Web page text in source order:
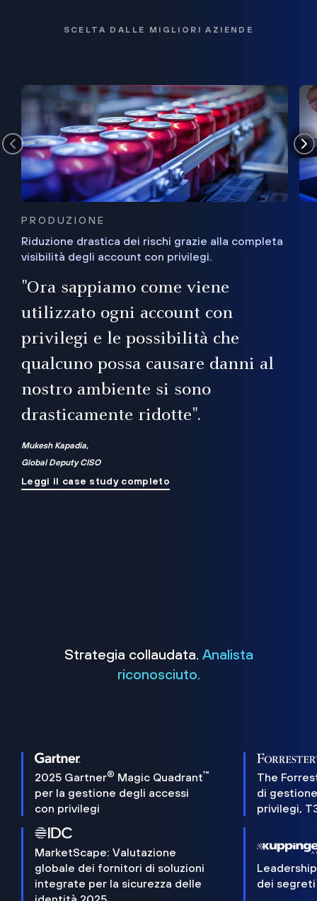
SCELTA DALLE MIGLIORI AZIENDE
PRODUZIONE
Riduzione drastica dei rischi grazie alla completa
visibilità degli account con privilegi.
"Ora sappiamo come viene
utilizzato ogni account con
privilegi e le possibilità che
qualcuno possa causare danni al
nostro ambiente si sono
drasticamente ridotte".
Mukesh Kapadia,
Global Deputy CISO
Leggi il case study completo
Strategia collaudata. Analista
riconosciuto.
2025 Gartner® Magic Quadrant™
per la gestione degli accessi
con privilegi
The
di
privilegi,
MarketScape: Valutazione
globale dei fornitori di soluzioni
integrate per la sicurezza delle
dei segreti